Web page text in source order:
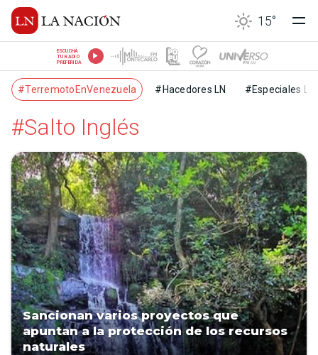
15°
ESCUCHÁ
TU RADIO
PREFERIDA
#TerremotoEnVenezuela #Hacedores LN #Especiales LN
#Salto Inglés
Sancionan varios proyectos que
apuntan a la protección de los recursos
naturales